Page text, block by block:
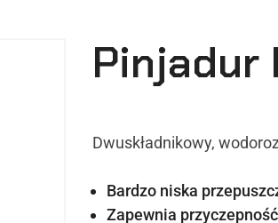
Pinjadur
Dwuskładnikowy,
Bardzo niska
Zapewnia